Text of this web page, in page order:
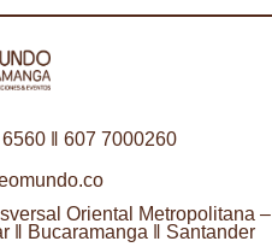
‖ 607 7000260
Oriental Metropolitana –
‖ Bucaramanga ‖ Santander